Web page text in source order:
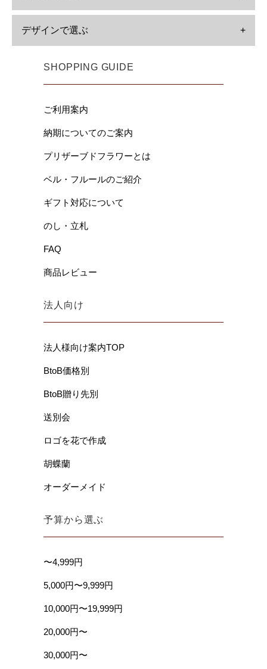
デザインで選ぶ +
SHOPPING GUIDE
ご利用案内
納期についてのご案内
プリザーブドフラワーとは
ベル・フルールのご紹介
ギフト対応について
のし・立札
FAQ
商品レビュー
法人向け
法人様向け案内TOP
BtoB価格別
BtoB贈り先別
送別会
ロゴを花で作成
胡蝶蘭
オーダーメイド
予算から選ぶ
〜4,999円
5,000円〜9,999円
10,000円〜19,999円
20,000円〜
30,000円〜